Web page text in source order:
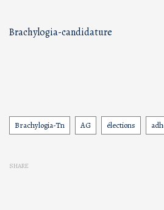
Brachylogia-candidature
Tags
Brachylogia-Tn AG élections
SHARE